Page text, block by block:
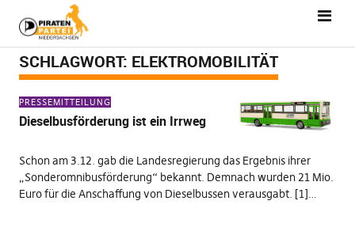
SCHLAGWORT: ELEKTROMOBILITÄT
PRESSEMITTEILUNG
Dieselbusförderung ist ein Irrweg
Schon am 3.12. gab die Landesregierung das Ergebnis ihrer
„Sonderomnibusförderung“ bekannt. Demnach wurden 21 Mio.
Euro für die Anschaffung von Dieselbussen verausgabt. [1]…